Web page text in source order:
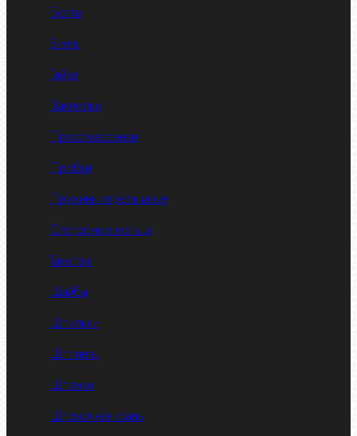
Болты
Винты
Гайки
Заклепки
Пресс-масленки
Пробки
Пружины тарельчатые
Стопорные кольца
Такелаж
Шайбы
Шпильки
Шплинты
Шпонки
Шпоночная сталь